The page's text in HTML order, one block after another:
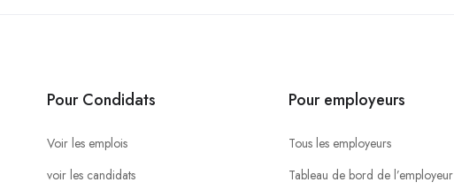
Pour Condidats
Voir les emplois
voir les candidats
Pour employeurs
Tous les employeurs
Tableau de bord de l’employeur